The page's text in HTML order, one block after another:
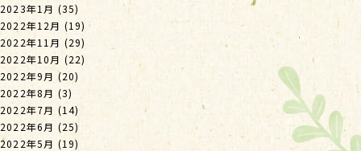
2023年1月 (35)
2022年12月 (19)
2022年11月 (29)
2022年10月 (22)
2022年9月 (20)
2022年8月 (3)
2022年7月 (14)
2022年6月 (25)
2022年5月 (19)